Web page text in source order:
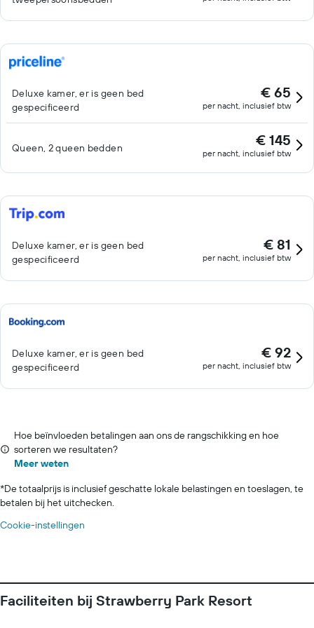
Deluxe kamer, er is geen bed
gespecificeerd
€ 65
per nacht, inclusief btw
Queen, 2 queen bedden € 145
per nacht, inclusief btw
Deluxe kamer, er is geen bed
gespecificeerd
€ 81
per nacht, inclusief btw
Deluxe kamer, er is geen bed
gespecificeerd
€ 92
per nacht, inclusief btw
Hoe beïnvloeden betalingen aan ons de rangschikking en hoe
sorteren we resultaten?
Meer weten
*De totaalprijs is inclusief geschatte lokale belastingen en toeslagen, te
betalen bij het uitchecken.
Cookie-instellingen
Faciliteiten bij Strawberry Park Resort